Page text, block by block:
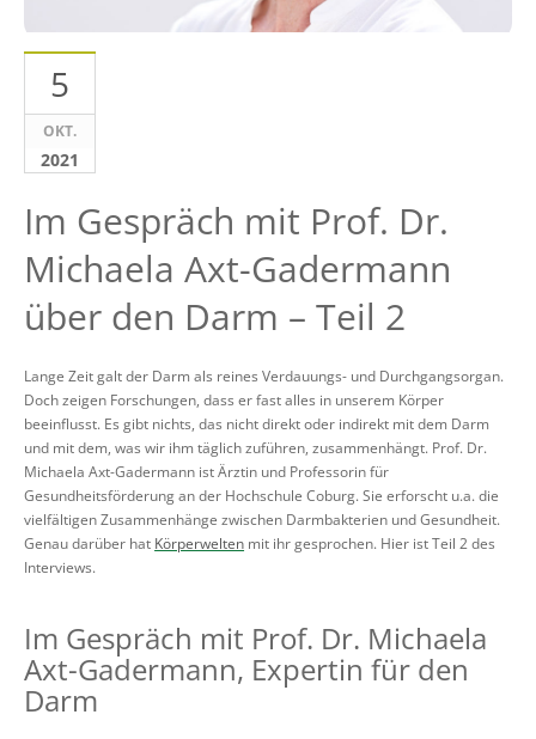
5
OKT.
2021
Im Gespräch mit Prof. Dr.
Michaela Axt-Gadermann
über den Darm – Teil 2
Lange Zeit galt der Darm als reines Verdauungs- und Durchgangsorgan.
Doch zeigen Forschungen, dass er fast alles in unserem Körper
beeinflusst. Es gibt nichts, das nicht direkt oder indirekt mit dem Darm
und mit dem, was wir ihm täglich zuführen, zusammenhängt. Prof. Dr.
Michaela Axt-Gadermann ist Ärztin und Professorin für
Gesundheitsförderung an der Hochschule Coburg. Sie erforscht u.a. die
vielfältigen Zusammenhänge zwischen Darmbakterien und Gesundheit.
Genau darüber hat Körperwelten mit ihr gesprochen. Hier ist Teil 2 des
Interviews.
Im Gespräch mit Prof. Dr. Michaela
Axt-Gadermann, Expertin für den
Darm